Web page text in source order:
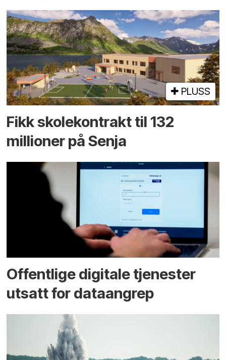
PLUSS
Fikk skole­kontrakt til 132
millioner på Senja
Offentlige digitale tjenester
utsatt for dataangrep